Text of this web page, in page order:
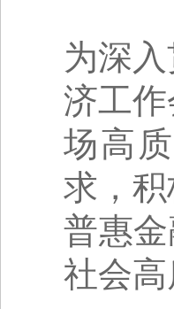
为深
济工
场高
求，
普惠
社会